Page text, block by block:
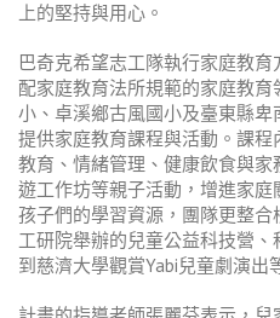
上的堅持與用心。
巴奇克希望志工隊執行家庭教
配家庭教育法所規範的家庭教
小、卓溪鄉古風國小及臺東縣
提供家庭教育課程與活動。課
教育、情緒管理、健康飲食與
遊工作坊等親子活動，增進家
孩子們的學習資源，團隊更整
工研院舉辦的兒童公益科技營
到慈濟大學觀賞Yabi兒童劇演出